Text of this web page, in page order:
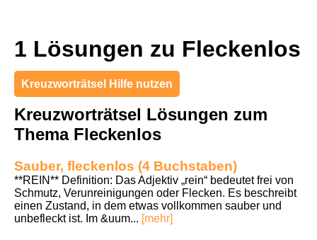
1 Lösungen zu Fleckenlos
Kreuzworträtsel Hilfe nutzen
Kreuzworträtsel Lösungen zum
Thema Fleckenlos
Sauber, fleckenlos (4 Buchstaben)
**REIN** Definition: Das Adjektiv „rein“ bedeutet frei von
Schmutz, Verunreinigungen oder Flecken. Es beschreibt
einen Zustand, in dem etwas vollkommen sauber und
unbefleckt ist. Im &uum... [mehr]